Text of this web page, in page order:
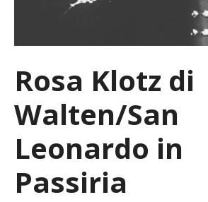
Rosa Klotz di
Walten/San
Leonardo in
Passiria